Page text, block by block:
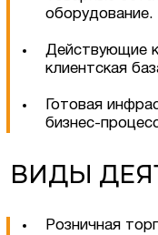
оборудование.
Действующие
клиентская
Готовая
бизнес-
ВИДЫ
Розничная